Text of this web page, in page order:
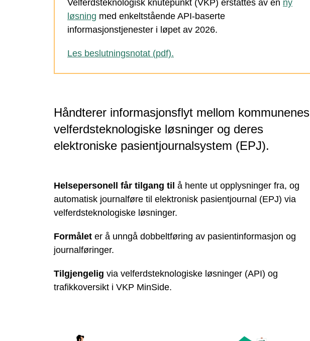
Velferdsteknologisk knutepunkt (VKP) erstattes av en ny
løsning med enkeltstående API-baserte
informasjonstjenester i løpet av 2026.
Les beslutningsnotat (pdf).
Håndterer informasjonsflyt mellom kommunenes
velferdsteknologiske løsninger og deres
elektroniske pasientjournalsystem (EPJ).
Helsepersonell får tilgang til å hente ut opplysninger fra, og
automatisk journalføre til elektronisk pasientjournal (EPJ) via
velferdsteknologiske løsninger.
Formålet er å unngå dobbeltføring av pasientinformasjon og
journalføringer.
Tilgjengelig via velferdsteknologiske løsninger (API) og
trafikkoversikt i VKP MinSide.